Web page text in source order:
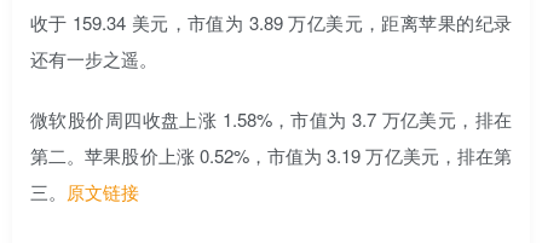
收于 159.34 美元，市值为 3.89 万亿美元，距离苹果的纪录
还有一步之遥。
微软股价周四收盘上涨 1.58%，市值为 3.7 万亿美元，排在
第二。苹果股价上涨 0.52%，市值为 3.19 万亿美元，排在第
三。 原文链接